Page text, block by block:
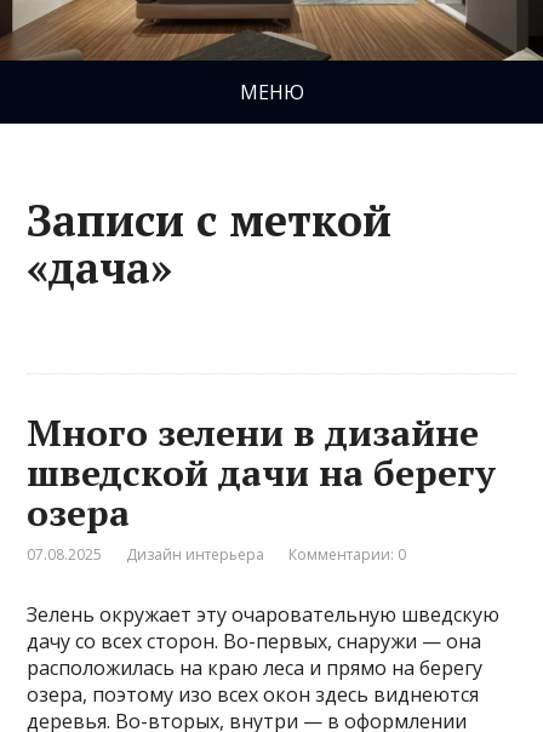
МЕНЮ
Записи с меткой
«дача»
Много зелени в дизайне
шведской дачи на берегу
озера
07.08.2025 Дизайн интерьера Комментарии: 0
Зелень окружает эту очаровательную шведскую
дачу со всех сторон. Во-первых, снаружи — она
расположилась на краю леса и прямо на берегу
озера, поэтому изо всех окон здесь виднеются
деревья. Во-вторых, внутри — в оформлении